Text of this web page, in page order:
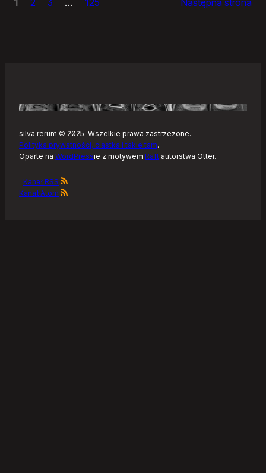
–
Linuksa
silva rerum © 2025. Wszelkie prawa zastrzeżone.
Polityka prywatności, ciastka i takie tam.
Oparte na WordPressie z motywem Raft autorstwa Otter.
Kanał RSS
Kanał Atom